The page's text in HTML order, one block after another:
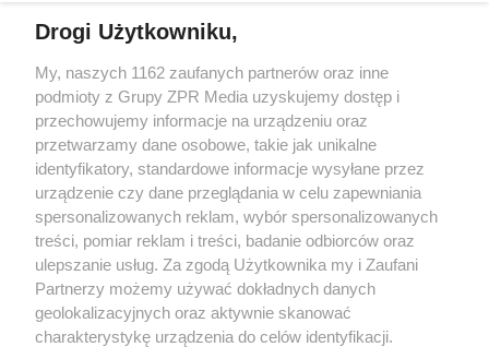
DOMOWE TRIKI
Dodaj jedną łyżeczkę do gotowania.
Skorupka z jajek zejdzie bez
problemu
Drogi Użytkowniku,
My, naszych 1162 zaufanych partnerów oraz inne
podmioty z Grupy ZPR Media uzyskujemy dostęp i
przechowujemy informacje na urządzeniu oraz
przetwarzamy dane osobowe, takie jak unikalne
identyfikatory, standardowe informacje wysyłane przez
urządzenie czy dane przeglądania w celu zapewniania
spersonalizowanych reklam, wybór spersonalizowanych
treści, pomiar reklam i treści, badanie odbiorców oraz
ulepszanie usług. Za zgodą Użytkownika my i Zaufani
Partnerzy możemy używać dokładnych danych
geolokalizacyjnych oraz aktywnie skanować
charakterystykę urządzenia do celów identyfikacji.